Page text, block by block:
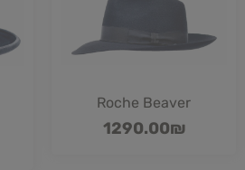
Roche Beaver
1290.00₪